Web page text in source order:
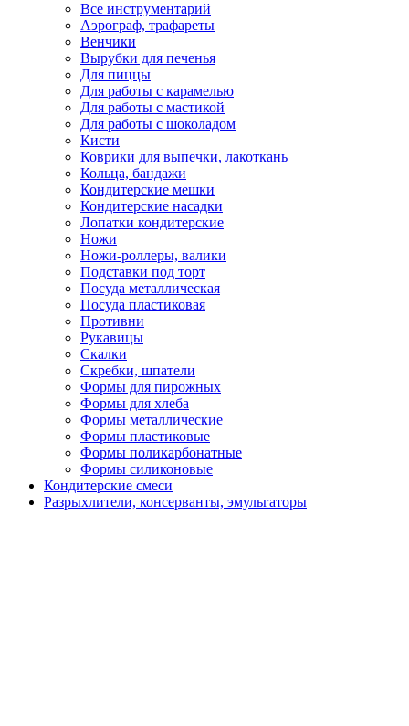
Все инструментарий
Аэрограф, трафареты
Венчики
Вырубки для печенья
Для пиццы
Для работы с карамелью
Для работы с мастикой
Для работы с шоколадом
Кисти
Коврики для выпечки, лакоткань
Кольца, бандажи
Кондитерские мешки
Кондитерские насадки
Лопатки кондитерские
Ножи
Ножи-роллеры, валики
Подставки под торт
Посуда металлическая
Посуда пластиковая
Противни
Рукавицы
Скалки
Скребки, шпатели
Формы для пирожных
Формы для хлеба
Формы металлические
Формы пластиковые
Формы поликарбонатные
Формы силиконовые
Кондитерские смеси
Разрыхлители, консерванты, эмульгаторы